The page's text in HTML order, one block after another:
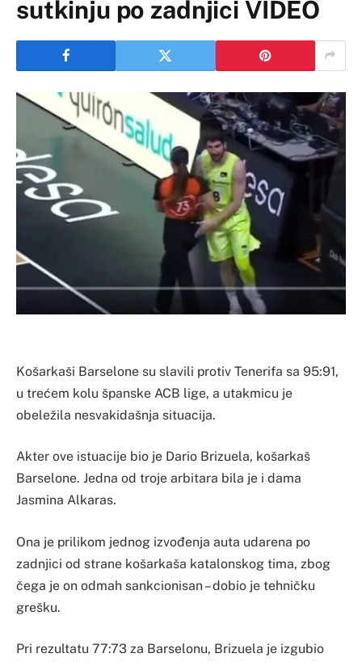
sutkinju po zadnjici VIDEO
Košarkaši Barselone su slavili protiv Tenerifa sa 95:91,
u trećem kolu španske ACB lige, a utakmicu je
obeležila nesvakidašnja situacija.
Akter ove istuacije bio je Dario Brizuela, košarkaš
Barselone. Jedna od troje arbitara bila je i dama
Jasmina Alkaras.
Ona je prilikom jednog izvođenja auta udarena po
zadnjici od strane košarkaša katalonskog tima, zbog
čega je on odmah sankcionisan – dobio je tehničku
grešku.
Pri rezultatu 77:73 za Barselonu, Brizuela je izgubio